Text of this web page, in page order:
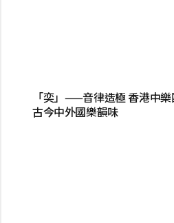
「奕」——音律造極 香港中
古今中外國樂韻味